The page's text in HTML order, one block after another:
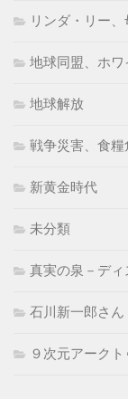
リンダ・リー
地球同盟、ホワ
地球解放
戦争災害、食
新黄金時代
未分類
真実の泉－デ
石川新一郎さん
９次元アーク